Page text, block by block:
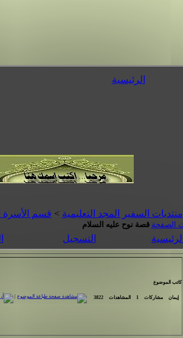
الرئيسية
منتديات السفير المجد التعليمية > قسم الأسرة
قصة نوح عليه السلام
الرئيسية التسجيل
كاتب الموضوع
إيمان مشاركات 1 المشاهدات 3822